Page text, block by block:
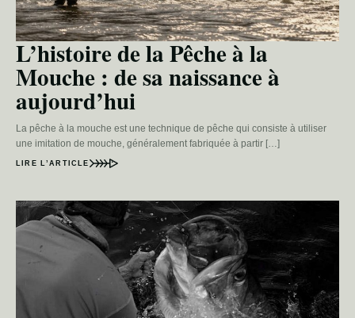
L’histoire de la Pêche à la
Mouche : de sa naissance à
aujourd’hui
La pêche à la mouche est une technique de pêche qui consiste à utiliser
une imitation de mouche, généralement fabriquée à partir […]
LIRE L’ARTICLE